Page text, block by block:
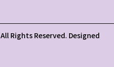
All Rights Reserved. Designed